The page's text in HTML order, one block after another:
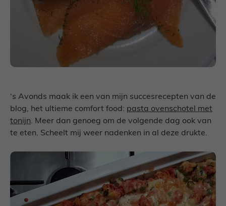
‘s Avonds maak ik een van mijn succesrecepten van de
blog, het ultieme comfort food: pasta ovenschotel met
tonijn. Meer dan genoeg om de volgende dag ook van
te eten. Scheelt mij weer nadenken in al deze drukte.